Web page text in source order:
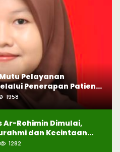
Pelayanan
Penerapan Patient
1958
Ar-Rohimin Dimulai,
dan Kecintaan
1282